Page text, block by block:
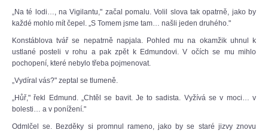
„Na té lodi…, na Vigilantu," začal pomalu. Volil slova tak opatrně, jako by
každé mohlo mít čepel. „S Tomem jsme tam… našli jeden druhého."
Konstáblova tvář se nepatrně napjala. Pohled mu na okamžik uhnul k
ustlané posteli v rohu a pak zpět k Edmundovi. V očích se mu mihlo
pochopení, které nebylo třeba pojmenovat.
„Vydíral vás?" zeptal se tlumeně.
„Hůř," řekl Edmund. „Chtěl se bavit. Je to sadista. Vyžívá se v moci… v
bolesti… a v ponížení."
Odmlčel se. Bezděky si promnul rameno, jako by se staré jizvy znovu